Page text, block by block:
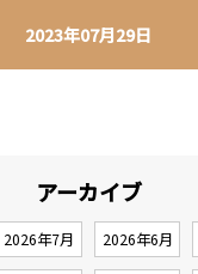
2023年07月29日
アーカイブ
2026年7月 2026年6月